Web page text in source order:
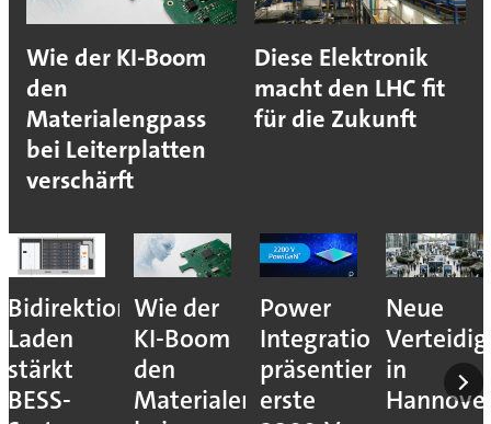
Wie der KI-Boom
den
Materialengpass
bei Leiterplatten
verschärft
Diese Elektronik
macht den LHC fit
für die Zukunft
Bidirektionales
Laden
stärkt
BESS-
Wie der
KI-Boom
den
Materialengpass
Power
Integrations
präsentiert
erste
Neue
in